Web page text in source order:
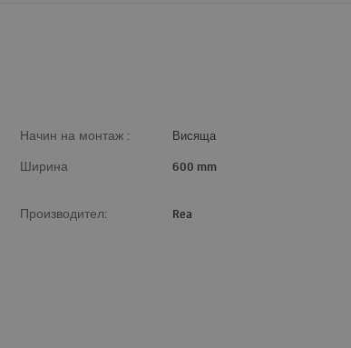
Начин на монтаж :
Висяща
Ширина 600 mm
Производител: Rea